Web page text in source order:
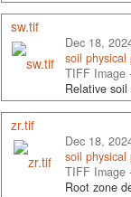
sw.tif
Dec 18,
soil physical
TIFF Image
Relative
zr.tif
Dec 18,
soil physical
TIFF Image
Root zone